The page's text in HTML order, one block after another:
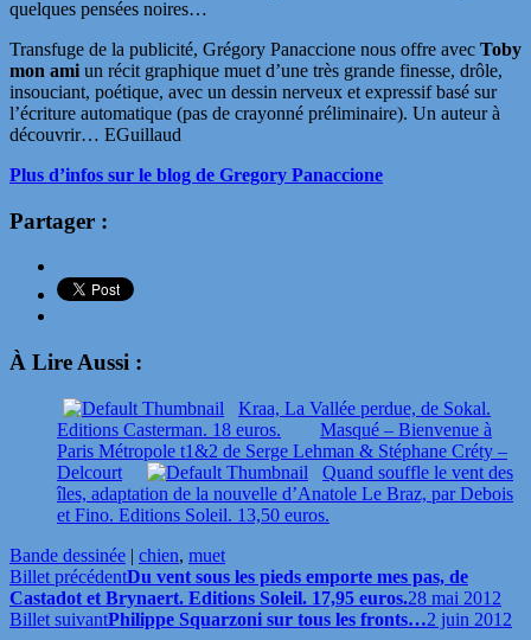
quelques pensées noires…
Transfuge de la publicité, Grégory Panaccione nous offre avec Toby
mon ami un récit graphique muet d’une très grande finesse, drôle,
insouciant, poétique, avec un dessin nerveux et expressif basé sur
l’écriture automatique (pas de crayonné préliminaire). Un auteur à
découvrir… EGuillaud
Plus d’infos sur le blog de Gregory Panaccione
Partager :
À Lire Aussi :
Kraa, La Vallée perdue, de Sokal.
Editions Casterman. 18 euros.
Masqué – Bienvenue à
Paris Métropole t1&2 de Serge Lehman & Stéphane Créty –
Delcourt
Quand souffle le vent des
îles, adaptation de la nouvelle d’Anatole Le Braz, par Debois
et Fino. Editions Soleil. 13,50 euros.
Bande dessinée | chien, muet
Billet précédentDu vent sous les pieds emporte mes pas, de
Castadot et Brynaert. Editions Soleil. 17,95 euros.28 mai 2012
Billet suivantPhilippe Squarzoni sur tous les fronts…2 juin 2012